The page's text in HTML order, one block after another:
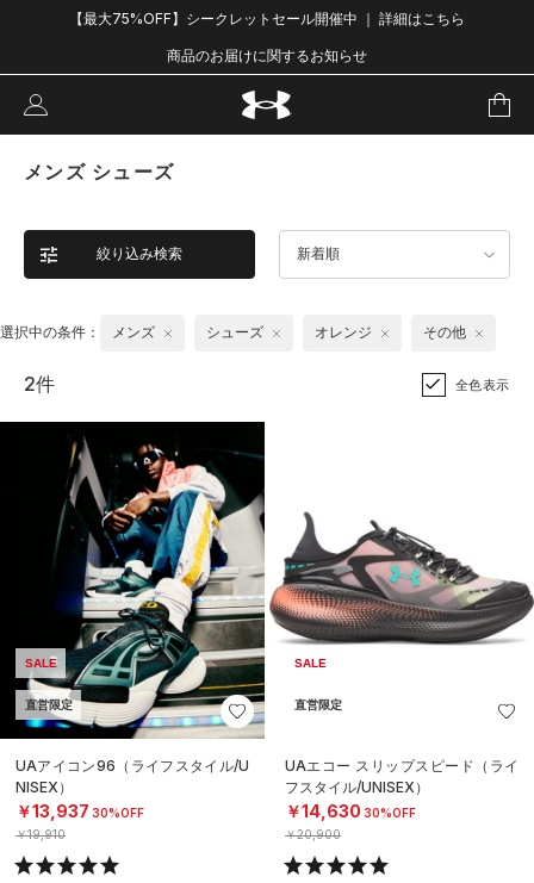
【最大75%OFF】シークレットセール開催中 ｜ 詳細はこちら
商品のお届けに関するお知らせ
メンズ シューズ
絞り込み検索 新着順
選択中の条件： メンズ シューズ オレンジ その他
2件 全色表示
SALE
直営限定
UAアイコン96（ライフスタイル/U
NISEX）
￥13,937 30%OFF
￥19,910
SALE
直営限定
UAエコー スリップスピード（ライ
フスタイル/UNISEX）
￥14,630 30%OFF
￥20,900